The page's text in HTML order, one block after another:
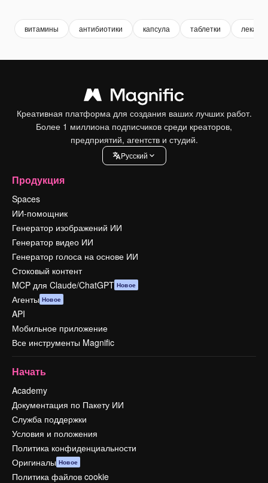
витамины антибиотики капсула таблетки
Креативная платформа для создания ваших лучших работ.
Более 1 миллиона подписчиков среди креаторов,
предприятий, агентств и студий.
Pусский
Продукция
Spaces
ИИ-помощник
Генератор изображений ИИ
Генератор видео ИИ
Генератор голоса на основе ИИ
Стоковый контент
MCP для Claude/ChatGPT Новое
Агенты Новое
API
Мобильное приложение
Все инструменты Magnific
Начать
Academy
Документация по Пакету ИИ
Служба поддержки
Условия и положения
Политика конфиденциальности
Оригиналы Новое
Политика файлов cookie